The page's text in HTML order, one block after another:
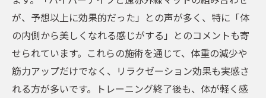
が、予想以上に効果的だった」との声が多く、特に「体
の内側から美しくなれる感じがする」とのコメントも寄
せられています。これらの施術を通じて、体重の減少や
筋力アップだけでなく、リラクゼーション効果も実感さ
れる方が多いです。トレーニング終了後も、体が軽く感